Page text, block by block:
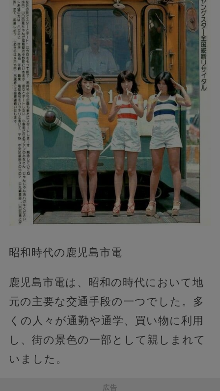
昭和時代の鹿児島市電
鹿児島市電は、昭和の時代において地
元の主要な交通手段の一つでした。多
くの人々が通勤や通学、買い物に利用
し、街の景色の一部として親しまれて
いました。
広告